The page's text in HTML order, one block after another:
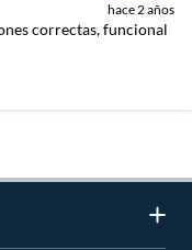
hace 2 años
correctas, funcional